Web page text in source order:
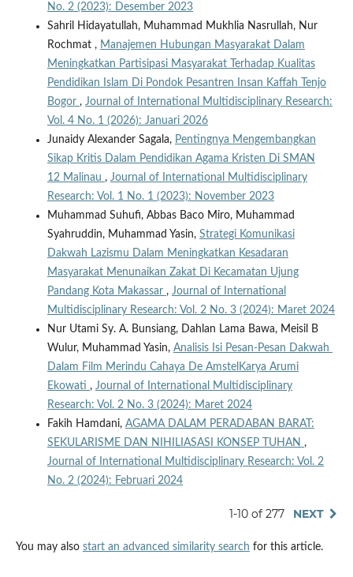
No. 2 (2023): Desember 2023
Sahril Hidayatullah, Muhammad Mukhlia Nasrullah, Nur
Rochmat , Manajemen Hubungan Masyarakat Dalam
Meningkatkan Partisipasi Masyarakat Terhadap Kualitas
Pendidikan Islam Di Pondok Pesantren Insan Kaffah Tenjo
Bogor , Journal of International Multidisciplinary Research:
Vol. 4 No. 1 (2026): Januari 2026
Junaidy Alexander Sagala, Pentingnya Mengembangkan
Sikap Kritis Dalam Pendidikan Agama Kristen Di SMAN
12 Malinau , Journal of International Multidisciplinary
Research: Vol. 1 No. 1 (2023): November 2023
Muhammad Suhufi, Abbas Baco Miro, Muhammad
Syahruddin, Muhammad Yasin, Strategi Komunikasi
Dakwah Lazismu Dalam Meningkatkan Kesadaran
Masyarakat Menunaikan Zakat Di Kecamatan Ujung
Pandang Kota Makassar , Journal of International
Multidisciplinary Research: Vol. 2 No. 3 (2024): Maret 2024
Nur Utami Sy. A. Bunsiang, Dahlan Lama Bawa, Meisil B
Wulur, Muhammad Yasin, Analisis Isi Pesan-Pesan Dakwah
Dalam Film Merindu Cahaya De AmstelKarya Arumi
Ekowati , Journal of International Multidisciplinary
Research: Vol. 2 No. 3 (2024): Maret 2024
Fakih Hamdani, AGAMA DALAM PERADABAN BARAT:
SEKULARISME DAN NIHILIASASI KONSEP TUHAN ,
Journal of International Multidisciplinary Research: Vol. 2
No. 2 (2024): Februari 2024
1-10 of 277 NEXT
You may also start an advanced similarity search for this article.